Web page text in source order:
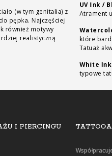
I PIERCINGU
(w tym genitalia) z
pępka. Najczęściej
również motywy
realistyczną
UV Ink /
Atrament
które
Tatuaż
White Ink
typowe